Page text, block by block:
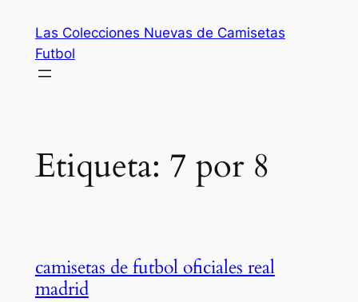
contenido
Las Colecciones Nuevas de Camisetas
Futbol
Etiqueta: 7 por 8
camisetas de futbol oficiales real
madrid